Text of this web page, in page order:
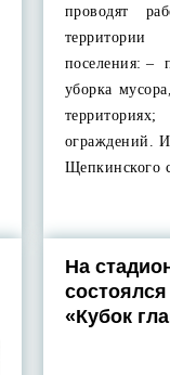
проводят
поселения: –
уборка
ограждений.
Щепкинского
На
«Кубок